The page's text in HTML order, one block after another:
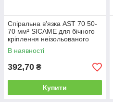
Спіральна в'язка AST 70 50-
70 мм² SICAME для бічного
кріплення неізольованого
проводу, спіральне кріплення
В наявності
392,70 ₴
Купити